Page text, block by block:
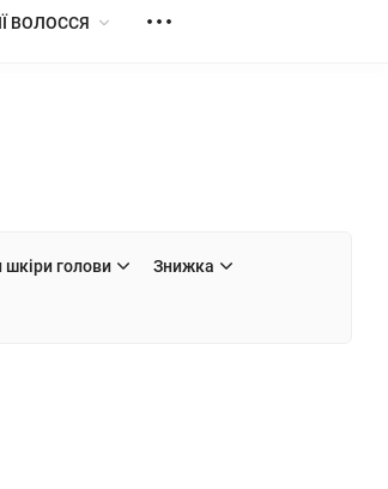
ВОЛОССЯ
шкіри голови Знижка